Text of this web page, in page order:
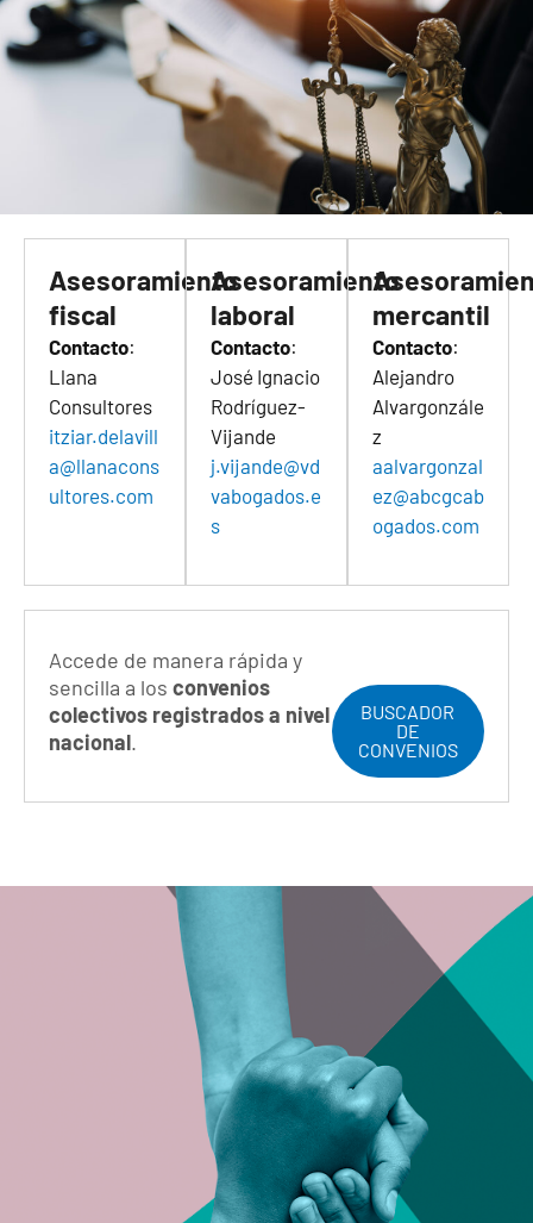
Asesoramiento
fiscal
Contacto:
Llana
Consultores
itziar.delavill
a@llanacons
ultores.com
Asesoramiento
laboral
Contacto:
José Ignacio
Rodríguez-
Vijande
j.vijande@vd
vabogados.e
s
mercantil
Contacto:
Alejandro
Alvargonzále
z
aalvargonzal
ez@abcgcab
ogados.com
Accede de manera rápida y
sencilla a los convenios
colectivos registrados a nivel
nacional.
BUSCADOR
DE
CONVENIOS